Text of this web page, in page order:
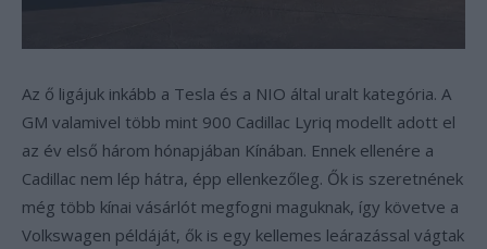
Az ő ligájuk inkább a Tesla és a NIO által uralt kategória. A
GM valamivel több mint 900 Cadillac Lyriq modellt adott el
az év első három hónapjában Kínában. Ennek ellenére a
Cadillac nem lép hátra, épp ellenkezőleg. Ők is szeretnének
még több kínai vásárlót megfogni maguknak, így követve a
Volkswagen példáját, ők is egy kellemes leárazással vágtak